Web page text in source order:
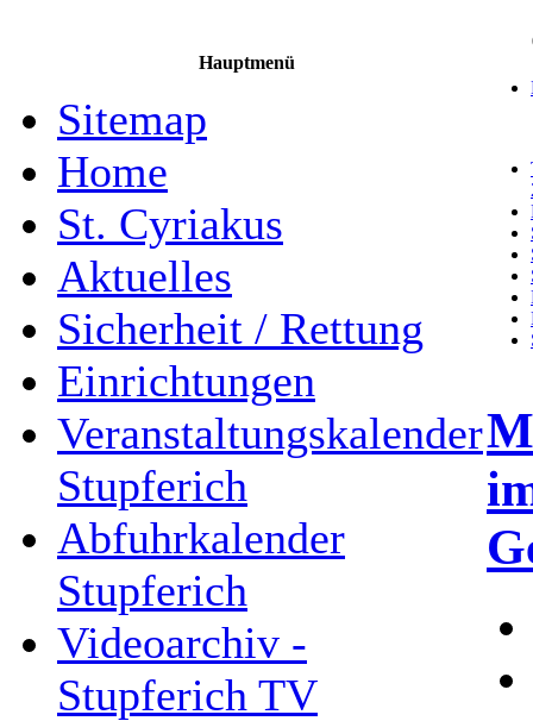
Hauptmenü
Sitemap
Home
St. Cyriakus
Aktuelles
Sicherheit / Rettung
Einrichtungen
Veranstaltungskalender
Stupferich
Abfuhrkalender
Stupferich
Videoarchiv -
Stupferich TV